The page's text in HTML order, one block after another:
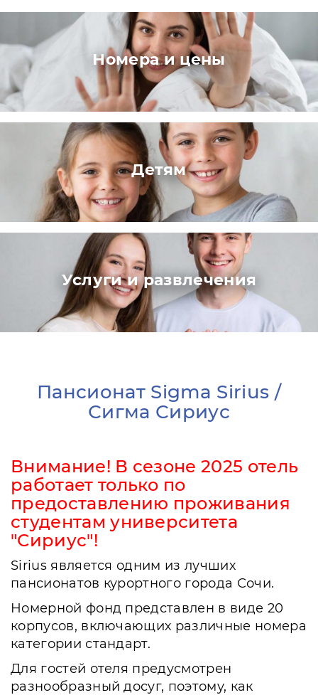
Номера и цены
Детям
Услуги и развлечения
Пансионат Sigma Sirius /
Сигма Сириус
Внимание! В сезоне 2025 отель
работает только по
предоставлению проживания
студентам университета
"Сириус"!
Sirius является одним из лучших
пансионатов курортного города Сочи.
Номерной фонд представлен в виде 20
корпусов, включающих различные номера
категории стандарт.
Для гостей отеля предусмотрен
разнообразный досуг, поэтому, как